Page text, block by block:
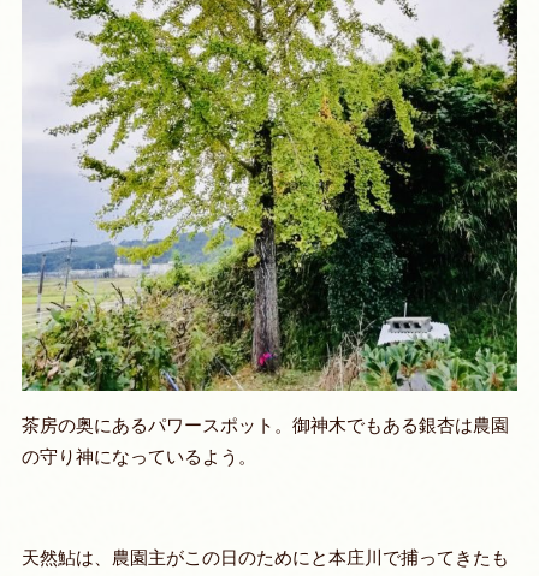
茶房の奥にあるパワースポット。御神木でもある銀杏は農園
の守り神になっているよう。
天然鮎は、農園主がこの日のためにと本庄川で捕ってきたも